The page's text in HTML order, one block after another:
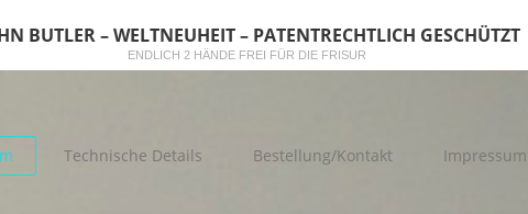
BUTLER – WELTNEUHEIT – PATENTRECHTLICH GESCHÜTZT
ENDLICH 2 HÄNDE FREI FÜR DIE FRISUR
Technische Details Bestellung/Kontakt Impressum